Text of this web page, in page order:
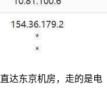
达东京机房，走的是电